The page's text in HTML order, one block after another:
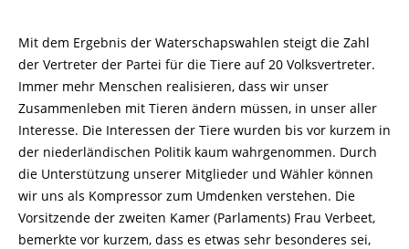
Mit dem Ergebnis der Waterschapswahlen steigt die Zahl
der Vertreter der Partei für die Tiere auf 20 Volksvertreter.
Immer mehr Menschen realisieren, dass wir unser
Zusammenleben mit Tieren ändern müssen, in unser aller
Interesse. Die Interessen der Tiere wurden bis vor kurzem in
der niederländischen Politik kaum wahrgenommen. Durch
die Unterstützung unserer Mitglieder und Wähler können
wir uns als Kompressor zum Umdenken verstehen. Die
Vorsitzende der zweiten Kamer (Parlaments) Frau Verbeet,
bemerkte vor kurzem, dass es etwas sehr besonderes sei,